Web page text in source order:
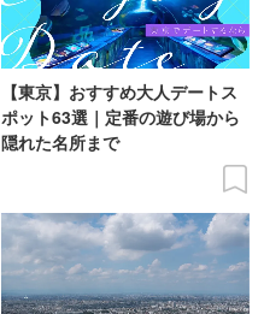
【東京】おすすめ大人デートス
ポット63選｜定番の遊び場から
隠れた名所まで